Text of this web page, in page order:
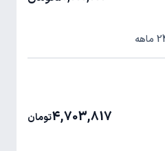
4,703,817تومان